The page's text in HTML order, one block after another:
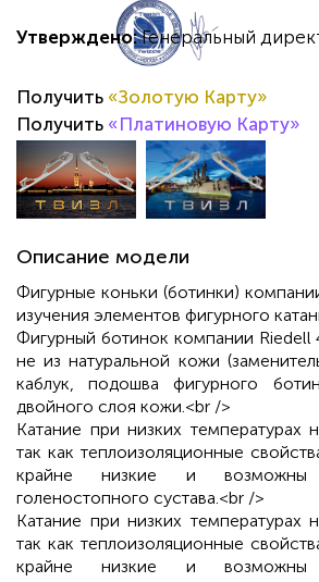
Утверждено: Генеральный
Получить «Золотую Карту»
Получить «Платиновую Карту»
Описание модели
Фигурные коньки (ботинки)
изучения элементов фигурного
Фигурный ботинок компании Riedell
не из натуральной кожи
каблук, подошва фигурного
двойного слоя кожи.<br />
Катание при низких температурах
так как теплоизоляционные
крайне низкие и возможны
голеностопного сустава.<br />
Катание при низких температурах
так как теплоизоляционные
крайне низкие и возможны